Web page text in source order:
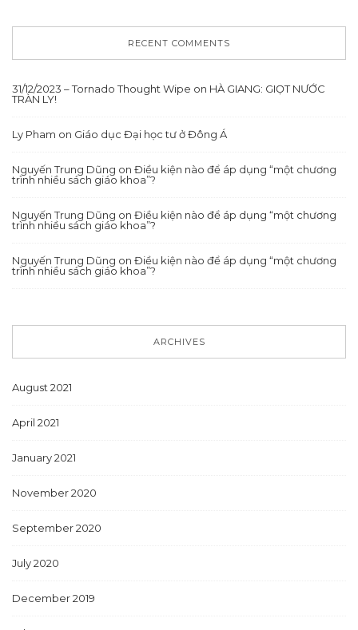
RECENT COMMENTS
31/12/2023 – Tornado Thought Wipe on HÀ GIANG: GIỌT NƯỚC
TRÀN LY!
Ly Pham on Giáo dục Đại học tư ở Đông Á
Nguyến Trung Dũng on Điều kiện nào để áp dụng “một chương
trình nhiều sách giáo khoa”?
Nguyến Trung Dũng on Điều kiện nào để áp dụng “một chương
trình nhiều sách giáo khoa”?
Nguyến Trung Dũng on Điều kiện nào để áp dụng “một chương
trình nhiều sách giáo khoa”?
ARCHIVES
August 2021
April 2021
January 2021
November 2020
September 2020
July 2020
December 2019